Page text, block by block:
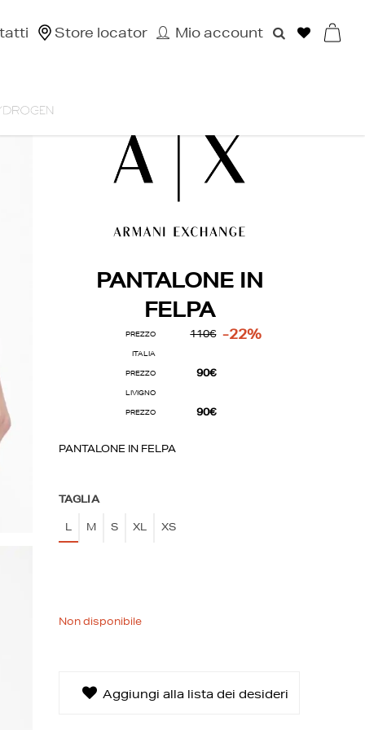
Store locator Mio account
PANTALONE IN
FELPA
PREZZO
ITALIA
110€ -22%
PREZZO
LIVIGNO
90€
PREZZO 90€
PANTALONE IN FELPA
TAGLIA
L
M S XL XS
Non disponibile
Aggiungi alla lista dei desideri